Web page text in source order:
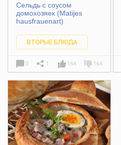
Сельдь с соусом
домохозяек (Matijes
hausfrauenart)
ВТОРЫЕ БЛЮДА
0 1 164 164